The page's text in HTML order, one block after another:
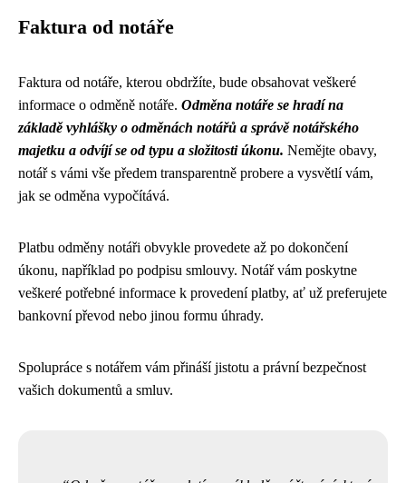
Faktura od notáře
Faktura od notáře, kterou obdržíte, bude obsahovat veškeré
informace o odměně notáře. Odměna notáře se hradí na
základě vyhlášky o odměnách notářů a správě notářského
majetku a odvíjí se od typu a složitosti úkonu. Nemějte obavy,
notář s vámi vše předem transparentně probere a vysvětlí vám,
jak se odměna vypočítává.
Platbu odměny notáři obvykle provedete až po dokončení
úkonu, například po podpisu smlouvy. Notář vám poskytne
veškeré potřebné informace k provedení platby, ať už preferujete
bankovní převod nebo jinou formu úhrady.
Spolupráce s notářem vám přináší jistotu a právní bezpečnost
vašich dokumentů a smluv.